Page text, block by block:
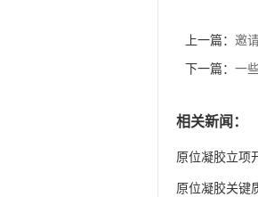
上一篇： 邀
下一篇： 一
相关新闻：
原位凝胶立
原位凝胶关